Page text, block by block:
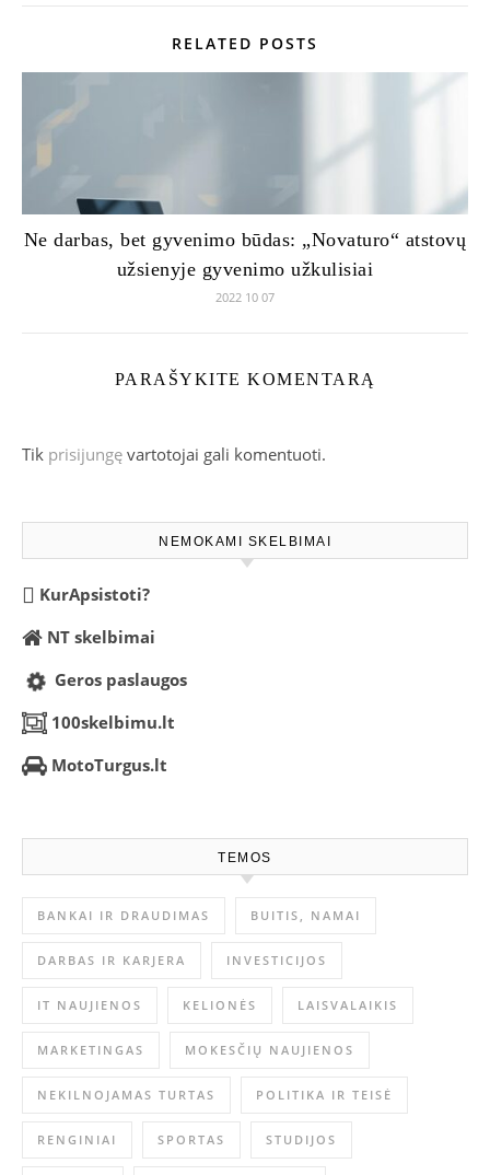
RELATED POSTS
Ne darbas, bet gyvenimo būdas: „Novaturo“ atstovų
užsienyje gyvenimo užkulisiai
2022 10 07
PARAŠYKITE KOMENTARĄ
Tik prisijungę vartotojai gali komentuoti.
NEMOKAMI SKELBIMAI
KurApsistoti?
NT skelbimai
Geros paslaugos
100skelbimu.lt
MotoTurgus.lt
TEMOS
BANKAI IR DRAUDIMAS BUITIS, NAMAI
DARBAS IR KARJERA INVESTICIJOS
IT NAUJIENOS KELIONĖS LAISVALAIKIS
MARKETINGAS MOKESČIŲ NAUJIENOS
NEKILNOJAMAS TURTAS POLITIKA IR TEISĖ
RENGINIAI SPORTAS STUDIJOS